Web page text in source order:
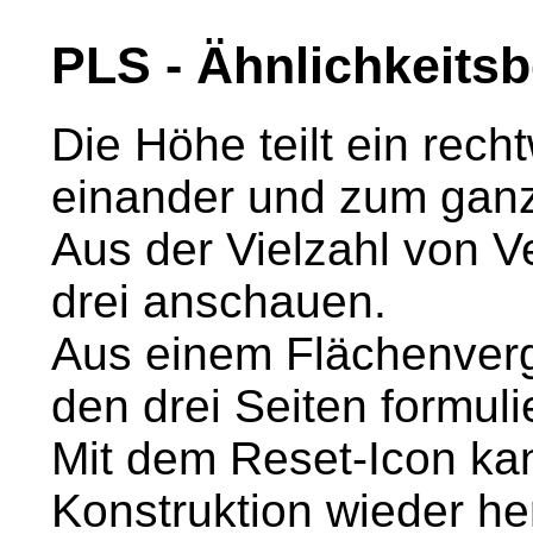
PLS -
Die Höhe teilt ein
einander und zum
Aus der Vielzahl von
drei anschauen.
Aus einem
den drei Seiten
Mit dem Reset-Icon
Konstruktion wieder